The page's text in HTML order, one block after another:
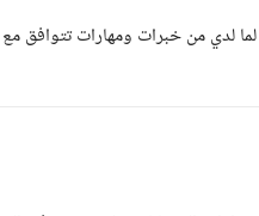
لدي من خبرات ومهارات تتوافق